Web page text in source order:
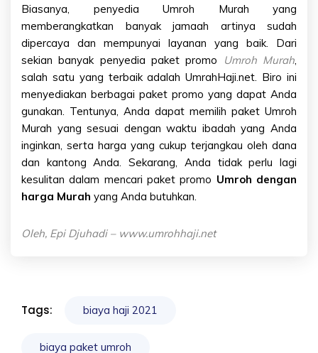
Biasanya, penyedia Umroh Murah yang
memberangkatkan banyak jamaah artinya sudah
dipercaya dan mempunyai layanan yang baik. Dari
sekian banyak penyedia paket promo
Umroh Murah,
salah satu yang terbaik adalah UmrahHaji.net. Biro ini
menyediakan berbagai paket promo yang dapat Anda
gunakan. Tentunya, Anda dapat memilih paket Umroh
Murah yang sesuai dengan waktu ibadah yang Anda
inginkan, serta harga yang cukup terjangkau oleh dana
dan kantong Anda. Sekarang, Anda tidak perlu lagi
kesulitan dalam mencari paket promo Umroh dengan
harga Murah yang Anda butuhkan.
Oleh, Epi Djuhadi – www.umrohhaji.net
Tags: biaya haji 2021
biaya paket umroh